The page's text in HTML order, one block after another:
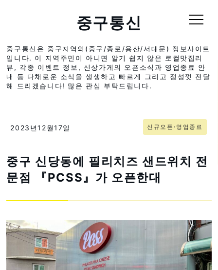
중구통신
중구통신은 중구지역의(중구/종로/용산/서대문) 정보사이트
입니다. 이 지역주민이 아니면 알기 쉽지 않은 로컬맛집리
뷰, 각종 이벤트 정보, 신상가게의 오픈소식과 영업종료 안
내 등 다채로운 소식을 생생하고 빠르게 그리고 정성껏 전달
해 드리겠습니다! 많은 관심 부탁드립니다.
2023년12월17일 신규오픈⋅영업종료
중구 신당동에 필리치즈 샌드위치 전
문점 『PCSS』가 오픈한대